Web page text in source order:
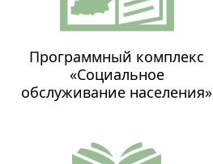
Программный комплекс
«Социальное
обслуживание населения»